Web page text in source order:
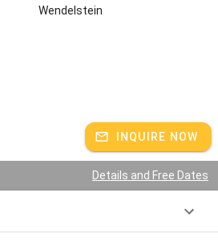
Wendelstein
INQUIRE NOW
Details and Free Dates